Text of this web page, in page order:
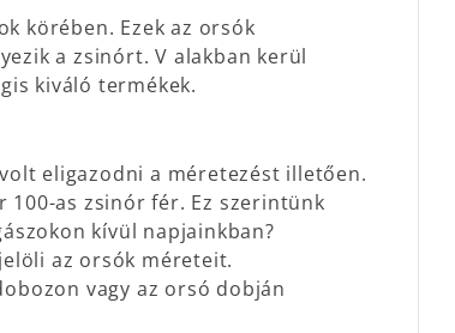
körében. Ezek az orsók
a zsinórt. V alakban kerül
kiváló termékek.
eligazodni a méretezést illetően.
as zsinór fér. Ez szerintünk
kívül napjainkban?
az orsók méreteit.
vagy az orsó dobján